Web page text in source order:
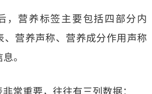
，营养标签主要包括四部分内
、营养声称、营养成分作用声称
。
常重要，往往有三列数据：